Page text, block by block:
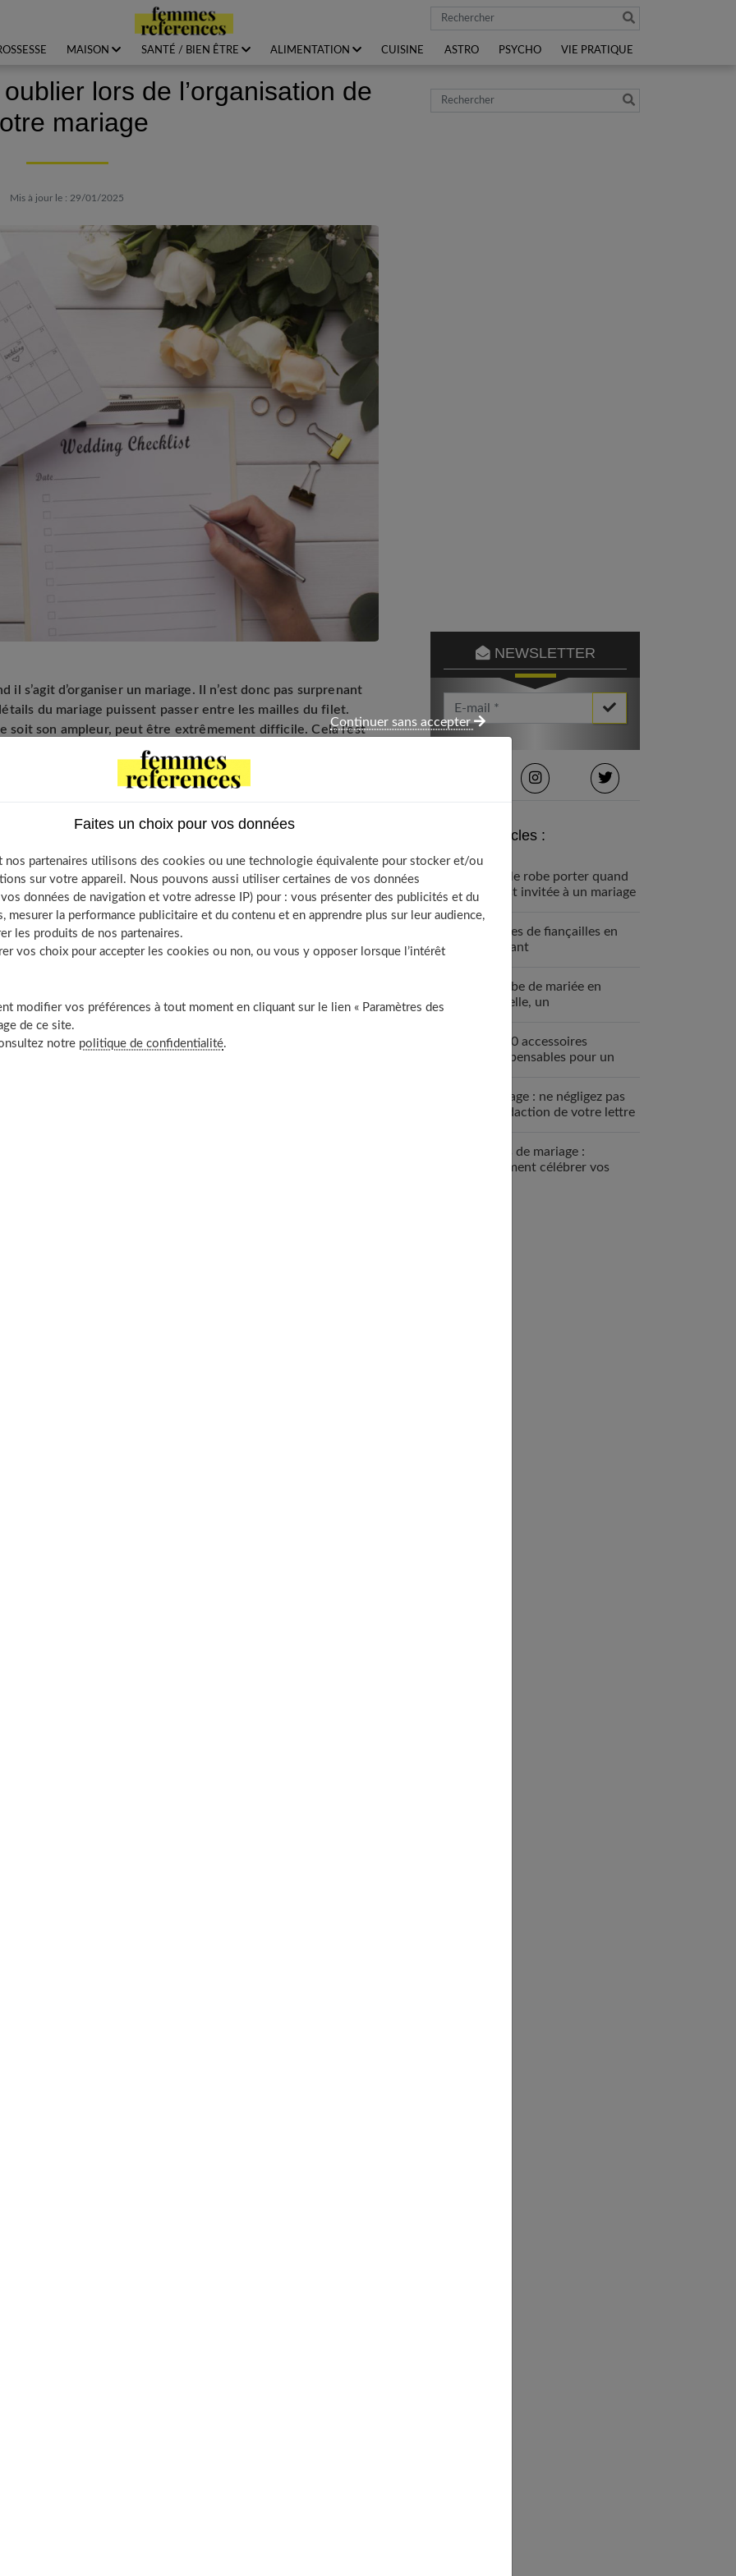
Rechercher
MAISON SANTÉ / BIEN ÊTRE ALIMENTATION CUISINE ASTRO PSYCHO VIE PRATIQUE
lors de l’organisation de
mariage
Mis à jour le : 29/01/2025
il s’agit d’organiser un mariage. Il n’est donc pas surprenant
du mariage puissent passer entre les mailles du filet.
soit son ampleur, peut être extrêmement difficile. Cela l’est
un travail à plein temps et l’organisation du plus beau jour
d’ailleurs un travail à plein temps. Il y a tant de détails et
à gérer, qu’il n’est pas difficile de croire que
rien n’échappe à votre contrôle et éviter d’être pris au
que les futurs mariés oublient le plus souvent lors de
cas de mauvais temps
à l’avance
la personne de référence pour la journée
à la cérémonie
en cas de mauvais temps
B en cas de mauvais temps. Parfois, ce plan ne tient pas
des épisodes de froid intense ou même de la pluie. Ils sont
de leur lieu qu'ils oublient tout simplement d'avoir un plan
de votre barnum en plein air, ou encore un lieu joliment
pleuvoir.
bien à l’avance
à organiser votre voyage. Il est fréquent que les
du mariage, laissant de côté la planification de la
surtout si vous êtes contraint de prendre des
article sur
tous les documents essentiels se rapportant à votre
les réservations et autres confirmations. Conservez le dossier
sac de voyage.
se coucher
les photos de mariage. Il se peut que le photographe de
pour prendre des photos mettant en scène la magie du
exactement le soleil se couchera, vous pouvez vous
cet instant magique.
Rechercher
NEWSLETTER
Votre Email *
Derniers articles :
Quelle robe porter quand
on est invitée à un mariage
Bagues de fiançailles en
diamant
La robe de mariée en
dentelle, un
Les 10 accessoires
indispensables pour un
Mariage : ne négligez pas
la rédaction de votre lettre
8 ans de mariage :
comment célébrer vos
Faites un choix pour vos données
nos partenaires utilisons des cookies ou une technologie équivalente pour stocker et/ou
sur votre appareil. Nous pouvons aussi utiliser certaines de vos données
données de navigation et votre adresse IP) pour : vous présenter des publicités et du
mesurer la performance publicitaire et du contenu et en apprendre plus sur leur audience,
les produits de nos partenaires.
vos choix pour accepter les cookies ou non, ou vous y opposer lorsque l’intérêt
modifier vos préférences à tout moment en cliquant sur le lien « Paramètres des
de ce site.
notre politique de confidentialité.
Continuer sans accepter